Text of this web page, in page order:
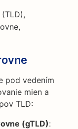
pod vedením
mien a
TLD:
(gTLD):